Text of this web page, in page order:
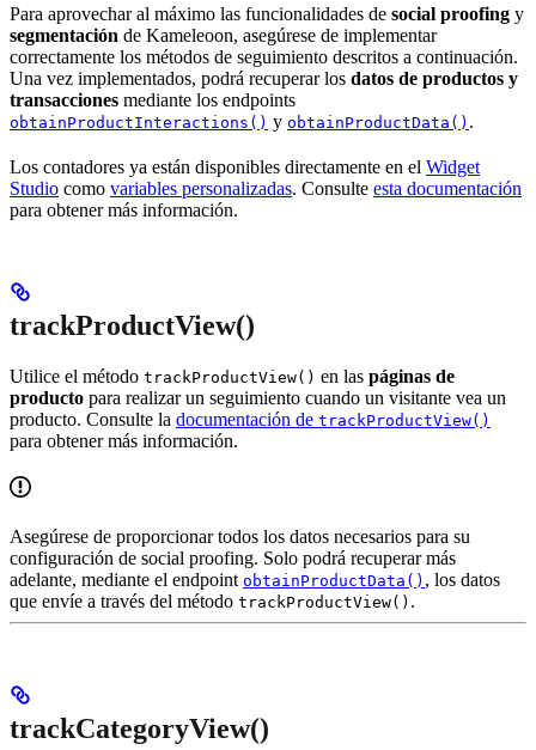
Para aprovechar al máximo las funcionalidades de social proofing y
segmentación de Kameleoon, asegúrese de implementar
correctamente los métodos de seguimiento descritos a continuación.
Una vez implementados, podrá recuperar los datos de productos y
transacciones mediante los endpoints
obtainProductInteractions() y obtainProductData() .
Los contadores ya están disponibles directamente en el Widget
Studio como variables personalizadas. Consulte esta documentación
para obtener más información.
trackProductView()
Utilice el método trackProductView() en las páginas de
producto para realizar un seguimiento cuando un visitante vea un
producto. Consulte la documentación de trackProductView()
para obtener más información.
Asegúrese de proporcionar todos los datos necesarios para su
configuración de social proofing. Solo podrá recuperar más
adelante, mediante el endpoint obtainProductData() , los datos
que envíe a través del método trackProductView() .
trackCategoryView()